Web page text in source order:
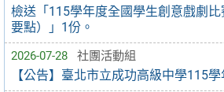
檢送「115學年度全國學生創意戲劇
要點）」1份。
2026-07-28 社團活動組
【公告】臺北市立成功高級中學115